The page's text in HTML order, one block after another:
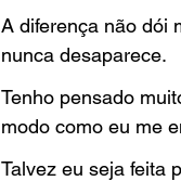
A diferença não dói
nunca desaparece.
Tenho pensado
modo como eu me
Talvez eu seja feita